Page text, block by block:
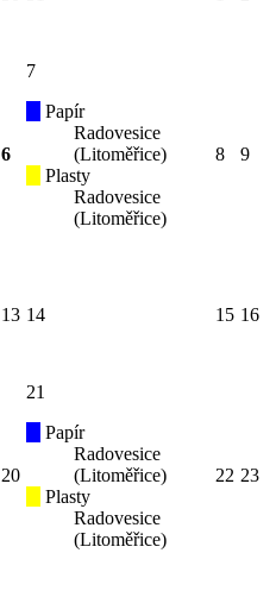
6
7
Papír
Radovesice
(Litoměřice)
Plasty
Radovesice
(Litoměřice)
8 9
13 14 15 16
20
21
Papír
Radovesice
(Litoměřice)
Plasty
Radovesice
(Litoměřice)
22 23